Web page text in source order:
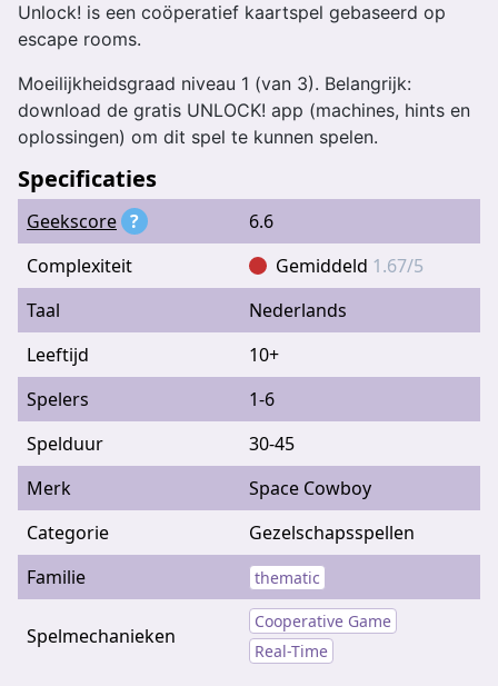
Unlock! is een coöperatief kaartspel gebaseerd op
escape rooms.
Moeilijkheidsgraad niveau 1 (van 3). Belangrijk:
download de gratis UNLOCK! app (machines, hints en
oplossingen) om dit spel te kunnen spelen.
Specificaties
Geekscore ?
6.6
Complexiteit
Gemiddeld 1.67/5
Taal
Nederlands
Leeftijd
10+
Spelers
1-6
Spelduur
30-45
Merk
Space Cowboy
Categorie
Gezelschapsspellen
Familie
thematic
Spelmechanieken
Cooperative Game
Real-Time